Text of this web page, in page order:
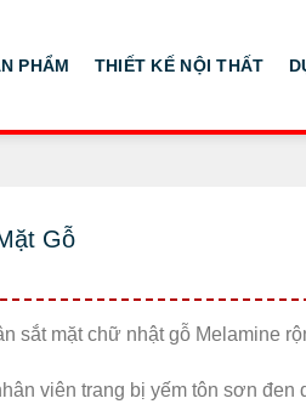
PHẨM THIẾT KẾ NỘI THẤT
Gỗ
sắt mặt chữ nhật gỗ Melamine
viên trang bị yếm tôn sơn đen